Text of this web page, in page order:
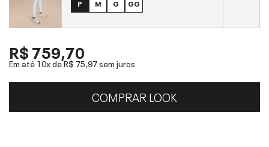
P M G GG
R$ 759,70
Em até 10x deR$ 75,97sem juros
COMPRAR LOOK